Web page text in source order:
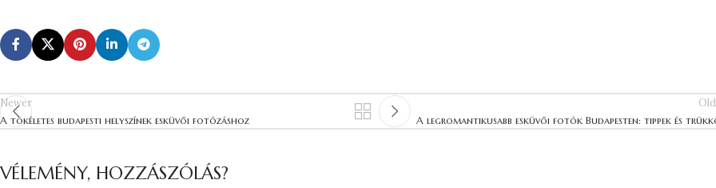
Newer
A tökéletes budapesti helyszínek esküvői fotózáshoz
A legromantikusabb esküvői fotók Budapesten: tippek és
VÉLEMÉNY, HOZZÁSZÓLÁS?